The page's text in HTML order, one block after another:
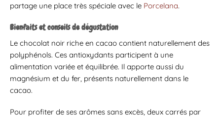
partage une place très spéciale avec le Porcelana.
Bienfaits et conseils de dégustation
Le chocolat noir riche en cacao contient naturellement des
polyphénols. Ces antioxydants participent à une
alimentation variée et équilibrée. Il apporte aussi du
magnésium et du fer, présents naturellement dans le
cacao.
Pour profiter de ses arômes sans excès, deux carrés par